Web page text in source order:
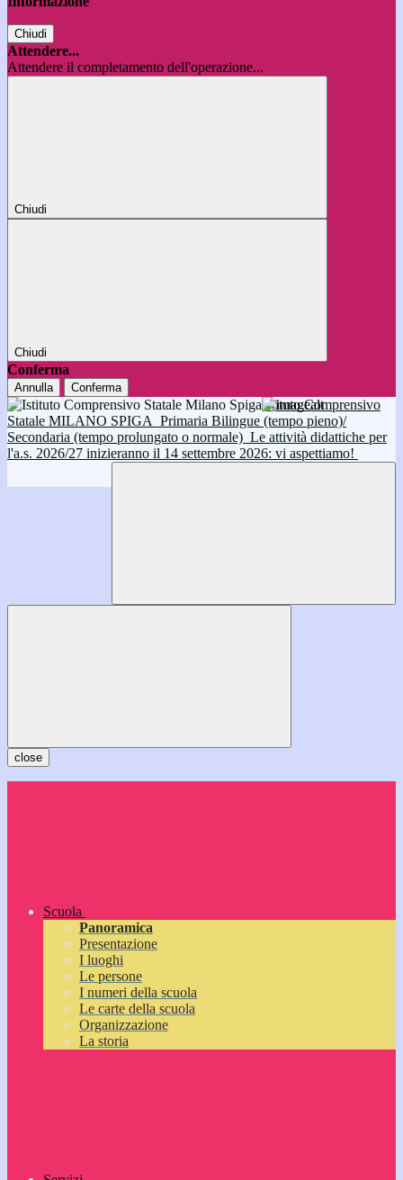
Chiudi
Attendere...
Attendere il completamento dell'operazione...
Chiudi
Chiudi
Conferma
Annulla Conferma
Istituto Comprensivo
Statale MILANO SPIGA Primaria Bilingue (tempo pieno)/
Secondaria (tempo prolungato o normale) Le attività didattiche per
l'a.s. 2026/27 inizieranno il 14 settembre 2026: vi aspettiamo!
close
Scuola
Panoramica
Presentazione
I luoghi
Le persone
I numeri della scuola
Le carte della scuola
Organizzazione
La storia